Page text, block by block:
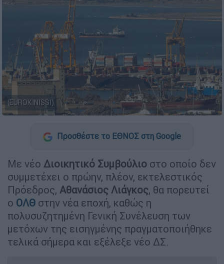
(EUROKINISSI)
Προσθέστε το ΕΘΝΟΣ στη Google
Με νέο Διοικητικό Συμβούλιο στο οποίο δεν
συμμετέχει ο πρώην, πλέον, εκτελεστικός
Πρόεδρος, Αθανάσιος Λιάγκος, θα πορευτεί
ο ΟΛΘ στην νέα εποχή, καθώς η
πολυσυζητημένη Γενική Συνέλευση των
μετόχων της εισηγμένης πραγματοποιήθηκε
τελικά σήμερα και εξέλεξε νέο ΔΣ.